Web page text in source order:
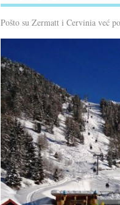
Pošto su Zermatt i Cervinia već